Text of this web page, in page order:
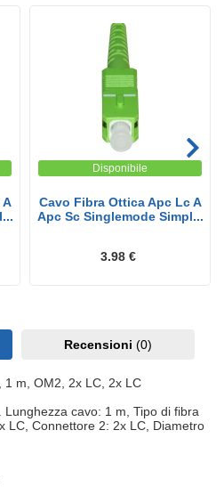
A
Disponibile
Cavo Fibra Ottica Apc Lc A
Apc Sc Singlemode Simpl...
3.98 €
Recensioni (0)
1 m, OM2, 2x LC, 2x LC
Lunghezza cavo: 1 m, Tipo di fibra
LC, Connettore 2: 2x LC, Diametro